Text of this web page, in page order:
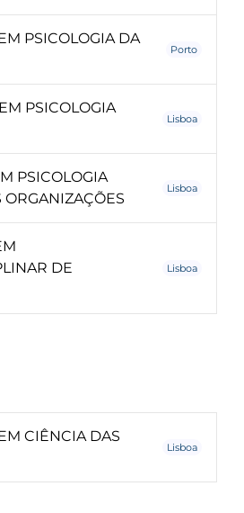
PSICOLOGIA DA
Porto
PSICOLOGIA
Lisboa
PSICOLOGIA
ORGANIZAÇÕES
Lisboa
DE
Lisboa
CIÊNCIA DAS
Lisboa